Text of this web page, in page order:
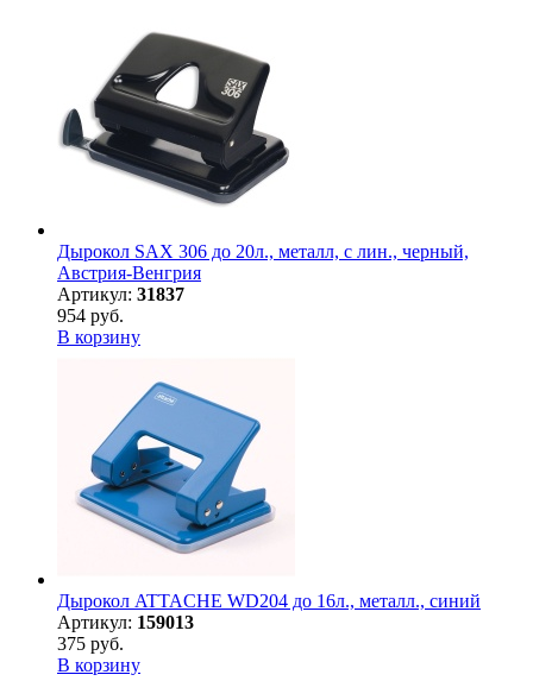
Дырокол SAX 306 до 20л., металл, с лин., черный,
Австрия-Венгрия
Артикул: 31837
954 руб.
В корзину
Дырокол ATTACHE WD204 до 16л., металл., синий
Артикул: 159013
375 руб.
В корзину